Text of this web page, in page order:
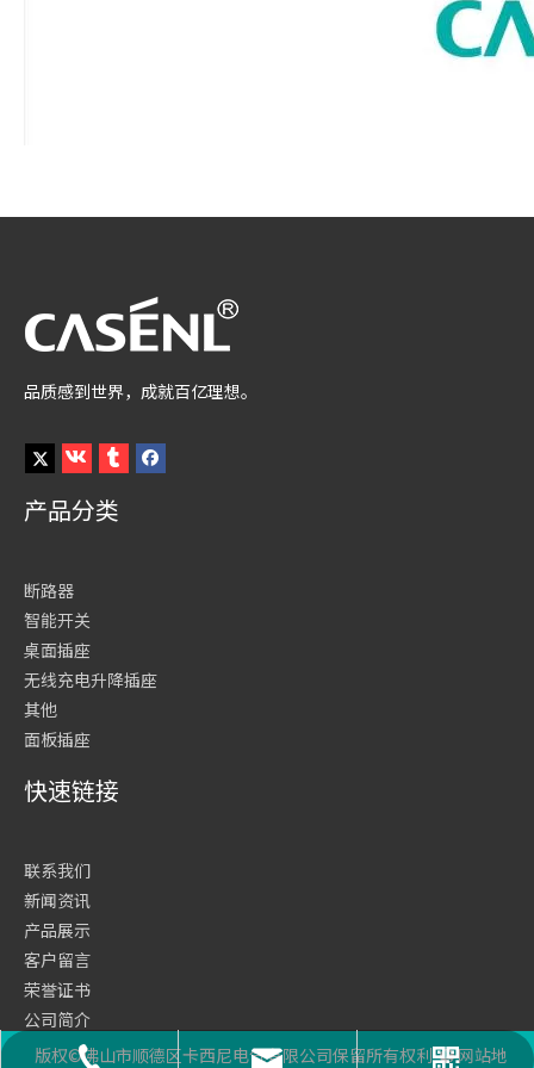
品质感到世界，成就百亿理想。
产品分类
断路器
智能开关
桌面插座
无线充电升降插座
其他
面板插座
座机号码
邮箱
二维码
快速链接
联系我们
新闻资讯
产品展示
客户留言
荣誉证书
公司简介
网站首页
版权©佛山市顺德区卡西尼电气有限公司保留所有权利 网站地